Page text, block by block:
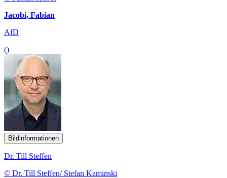
Jacobi, Fabian
AfD
()
Bildinformationen
Dr. Till Steffen
© Dr. Till Steffen/ Stefan Kaminski